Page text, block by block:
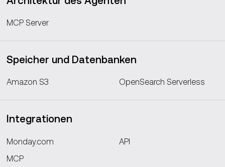
MCP Server
Speicher und Datenbanken
Amazon S3 OpenSearch Serverless
Integrationen
Monday.com
API
MCP